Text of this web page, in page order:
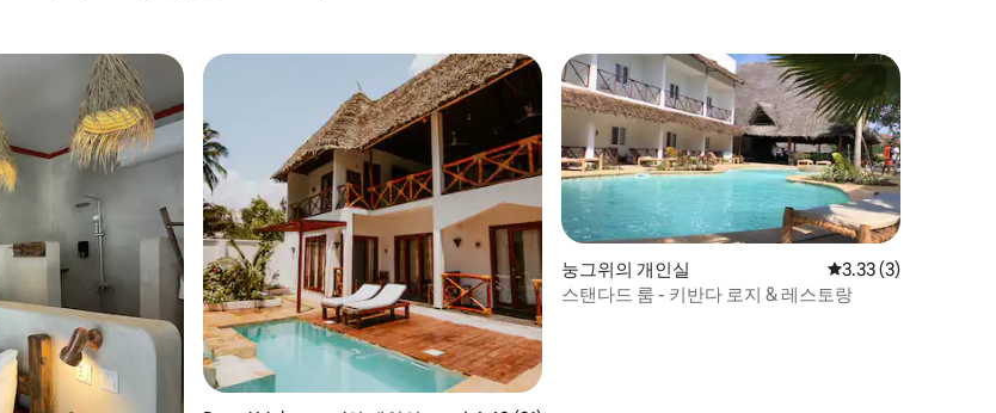
눙그위의 개인실 평점 3.33점(5점 만점
3.33 (3)
스탠다드 룸 - 키반다 로지 & 레스토랑